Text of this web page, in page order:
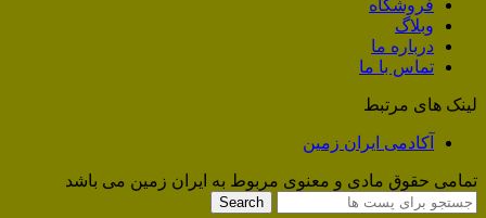
فروشگاه
وبلاگ
درباره ما
تماس با ما
لینک های مرتبط
آکادمی ایران زمین
تمامی حقوق مادی و معنوی مربوط به ایران زمین می باشد
Search